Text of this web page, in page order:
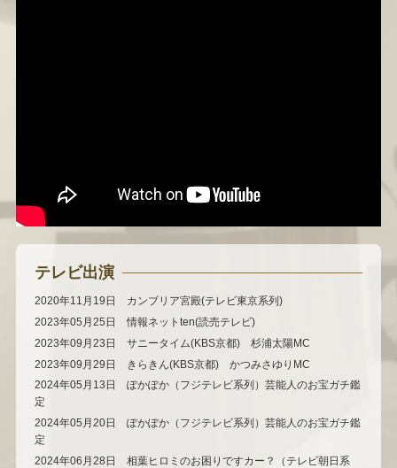
テレビ出演
2020年11月19日 カンブリア宮殿(テレビ東京系列)
2023年05月25日 情報ネットten(読売テレビ)
2023年09月23日 サニータイム(KBS京都) 杉浦太陽MC
2023年09月29日 きらきん(KBS京都) かつみさゆりMC
2024年05月13日 ぽかぽか（フジテレビ系列）芸能人のお宝ガチ鑑
定
2024年05月20日 ぽかぽか（フジテレビ系列）芸能人のお宝ガチ鑑
定
2024年06月28日 相葉ヒロミのお困りですカー？（テレビ朝日系